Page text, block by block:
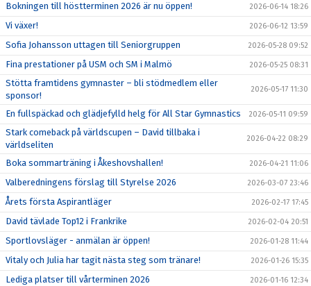
Bokningen till höstterminen 2026 är nu öppen! 2026-06-14 18:26
Vi växer! 2026-06-12 13:59
Sofia Johansson uttagen till Seniorgruppen 2026-05-28 09:52
Fina prestationer på USM och SM i Malmö 2026-05-25 08:31
Stötta framtidens gymnaster – bli stödmedlem eller
sponsor!
2026-05-17 11:30
En fullspäckad och glädjefylld helg för All Star Gymnastics 2026-05-11 09:59
Stark comeback på världscupen – David tillbaka i
världseliten
2026-04-22 08:29
Boka sommarträning i Åkeshovshallen! 2026-04-21 11:06
Valberedningens förslag till Styrelse 2026 2026-03-07 23:46
Årets första Aspirantläger 2026-02-17 17:45
David tävlade Top12 i Frankrike 2026-02-04 20:51
Sportlovsläger - anmälan är öppen! 2026-01-28 11:44
Vitaly och Julia har tagit nästa steg som tränare! 2026-01-26 15:35
Lediga platser till vårterminen 2026 2026-01-16 12:34